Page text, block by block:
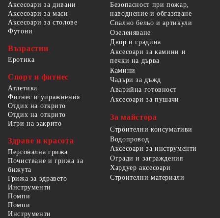
Аксесоари за дивани
Аксесоари за маси
Аксесоари за столове
Футони
Възрастни
Еротика
Спорт и фитнес
Атлетика
Фитнес и упражнения
Отдих на открито
Отдих на открито
Игри на закрито
Здраве и красота
Персонална грижа
Почистване и грижа за
бижута
Грижа за здравето
Безопасност при пожар,
наводнение и обгазяване
Спално бельо и артикули
Озеленяване
Двор и градина
Аксесоари за камини и
печки на дърва
Камини
Чадъри за дъжд
Аварийна готовност
Аксесоари за пушачи
За майстора
Строителни консумативи
Водопровод
Аксесоари за инструменти
Огради и заграждения
Хардуер аксесоари
Строителни материали
Инструменти
Помпи
Помпи
Инструменти